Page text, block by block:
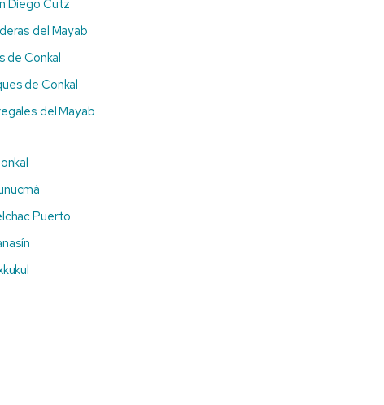
Diego Cutz
del Mayab
de Conkal
de Conkal
del Mayab
Puerto